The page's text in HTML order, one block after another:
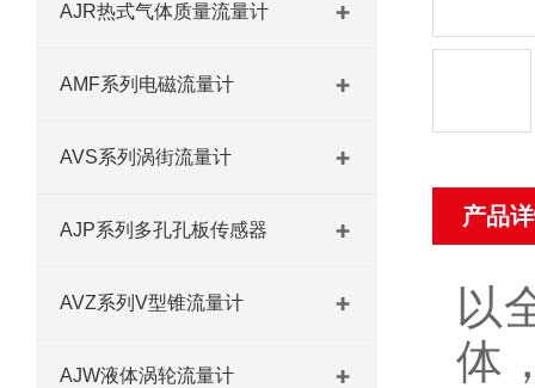
AJR热式气体质量流量计
AMF系列电磁流量计
AVS系列涡街流量计
AJP系列多孔孔板传感器
AVZ系列V型锥流量计
AJW液体涡轮流量计
产品
以
体